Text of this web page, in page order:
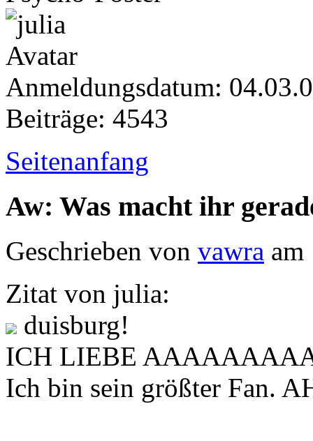
Anmeldungsdatum:
Beiträge: 4543
Seitenanfang
Aw: Was macht ihr
Geschrieben von vawra am
Zitat von julia:
duisburg!
ICH LIEBE
Ich bin sein größter Fan.